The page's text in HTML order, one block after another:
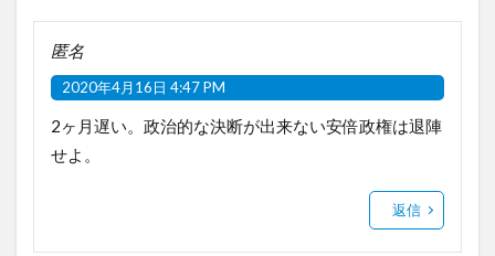
匿名
2020年4月16日 4:47 PM
2ヶ月遅い。政治的な決断が出来ない安倍政権は退陣
せよ。
返信